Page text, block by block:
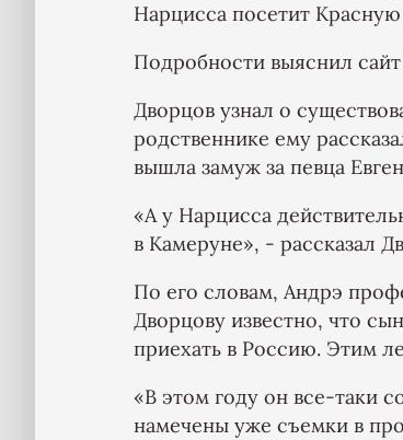
Нарцисса посетит
Подробности выяснил сайт
Дворцов узнал о
родственнике ему
вышла замуж за певца
«А у Нарцисса
в Камеруне», - рассказал
По его словам, Андрэ
Дворцову известно, что
приехать в Россию. Этим
«В этом году он все-таки
намечены уже съемки в